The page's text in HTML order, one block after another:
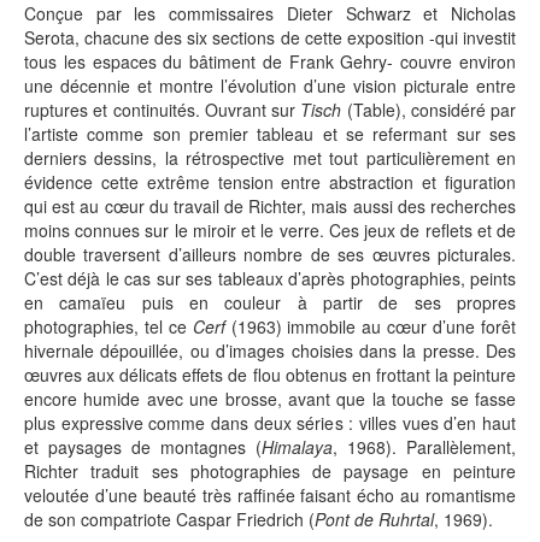
Conçue par les commissaires Dieter Schwarz et Nicholas
Serota, chacune des six sections de cette exposition -qui investit
tous les espaces du bâtiment de Frank Gehry- couvre environ
une décennie et montre l’évolution d’une vision picturale entre
ruptures et continuités. Ouvrant sur Tisch (Table), considéré par
l’artiste comme son premier tableau et se refermant sur ses
derniers dessins, la rétrospective met tout particulièrement en
évidence cette extrême tension entre abstraction et figuration
qui est au cœur du travail de Richter, mais aussi des recherches
moins connues sur le miroir et le verre. Ces jeux de reflets et de
double traversent d’ailleurs nombre de ses œuvres picturales.
C’est déjà le cas sur ses tableaux d’après photographies, peints
en camaïeu puis en couleur à partir de ses propres
photographies, tel ce Cerf(1963) immobile au cœur d’une forêt
hivernale dépouillée, ou d’images choisies dans la presse. Des
œuvres aux délicats effets de flou obtenus en frottant la peinture
encore humide avec une brosse, avant que la touche se fasse
plus expressive comme dans deux séries : villes vues d’en haut
et paysages de montagnes (Himalaya, 1968). Parallèlement,
Richter traduit ses photographies de paysage en peinture
veloutée d’une beauté très raffinée faisant écho au romantisme
de son compatriote Caspar Friedrich (Pont de Ruhrtal, 1969).